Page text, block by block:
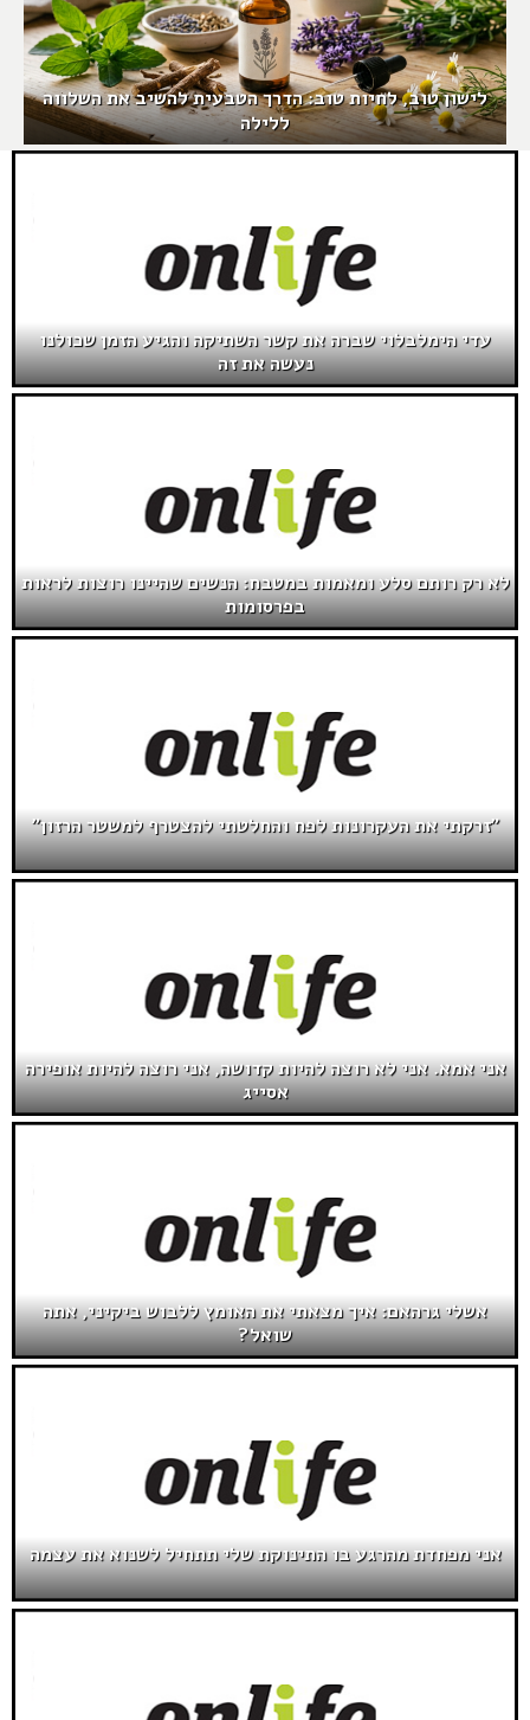
לישון טוב, לחיות טוב: הדרך הטבעית להשיב את השלווה
ללילה
עדי הימלבלוי שברה את קשר השתיקה והגיע הזמן שכולנו
נעשה את זה
לא רק רותם סלע ומאמות במטבח: הנשים שהיינו רוצות לראות
בפרסומות
"זרקתי את העקרונות לפח והחלטתי להצטרף למשטר הרזון"
אני אמא. אני לא רוצה להיות קדושה, אני רוצה להיות אופירה
אסייג
אשלי גרהאם: איך מצאתי את האומץ ללבוש ביקיני, אתה
שואל?
אני מפחדת מהרגע בו התינוקת שלי תתחיל לשנוא את עצמה